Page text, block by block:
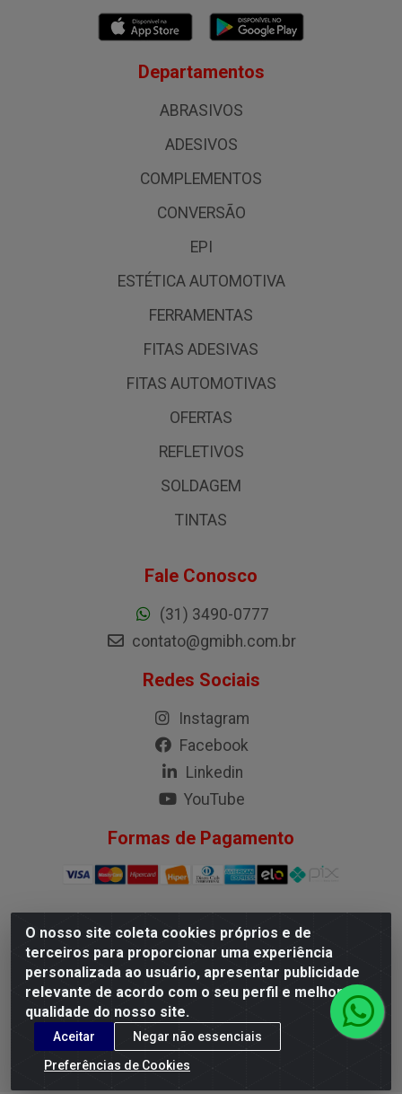
O nosso site coleta cookies próprios e de
terceiros para proporcionar uma experiência
personalizada ao usuário, apresentar publicidade
relevante de acordo com o seu perfil e melhorar a
qualidade do nosso site.
Aceitar
Negar não essenciais
Preferências de Cookies
Departamentos
ABRASIVOS
ADESIVOS
COMPLEMENTOS
CONVERSÃO
EPI
ESTÉTICA AUTOMOTIVA
FERRAMENTAS
FITAS ADESIVAS
FITAS AUTOMOTIVAS
OFERTAS
REFLETIVOS
SOLDAGEM
TINTAS
Fale Conosco
(31) 3490-0777
contato@gmibh.com.br
Redes Sociais
Instagram
Facebook
Linkedin
YouTube
Formas de Pagamento
G.M.I. Distribuidora LTDA - Rua Conselheiro Pena, 50 - Santa
Branca, Belo Horizonte/MG - CEP 31.710-150 - CNPJ
04.098.359/0001-02